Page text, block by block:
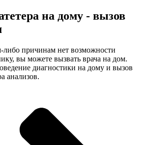
на дому - вызов
либо причинам нет возможности
вы можете вызвать врача на дом.
диагностики на дому и вызов
анализов.